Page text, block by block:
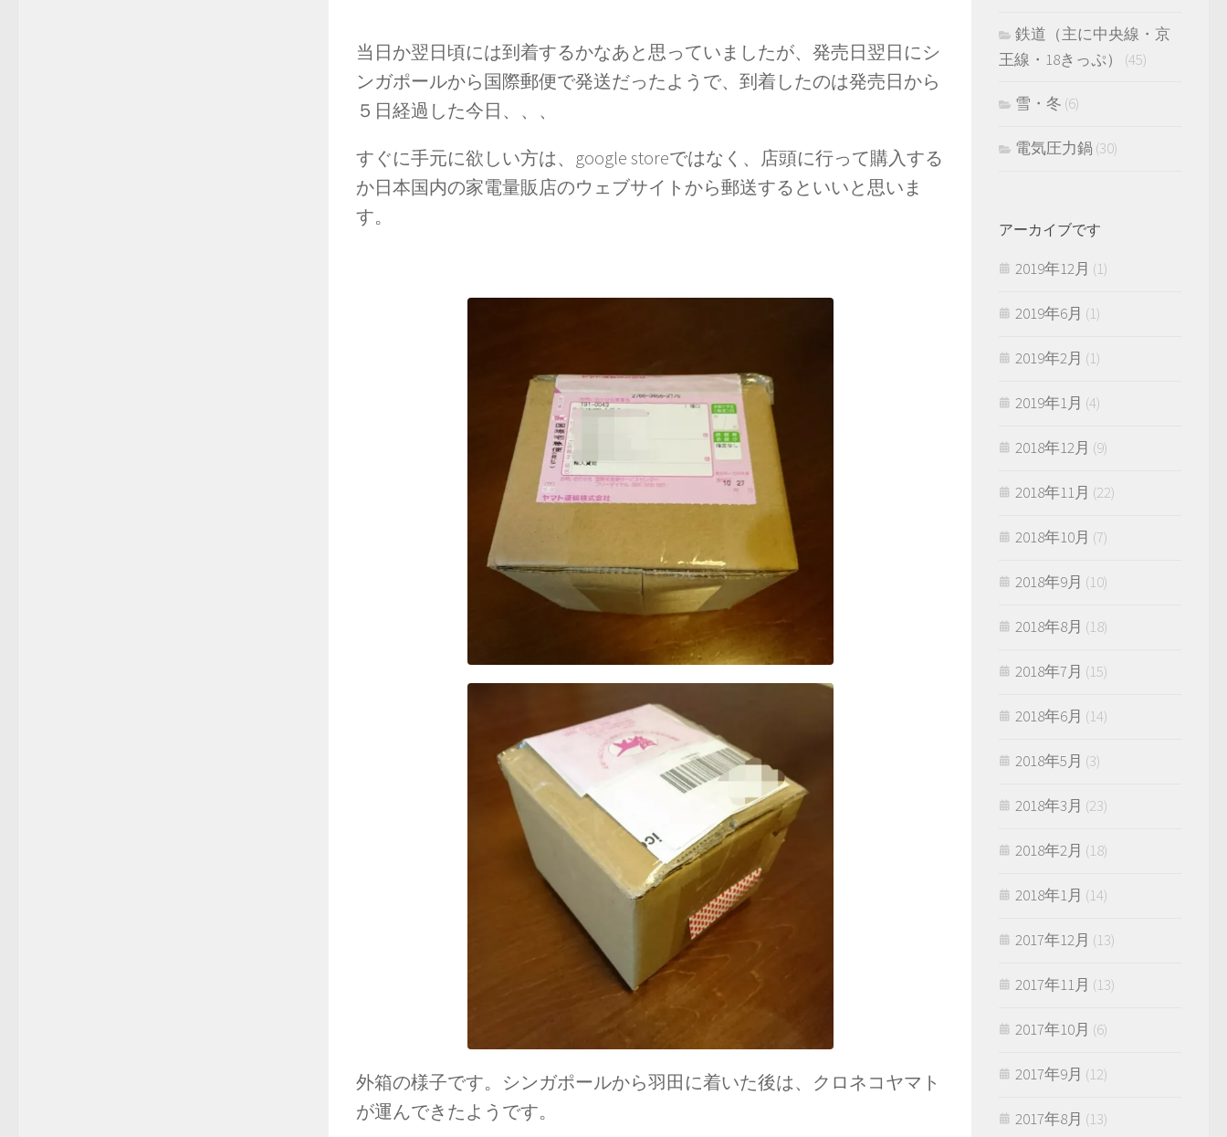
当日か翌日頃には到着するかなあと思っていましたが、発売日翌日にシ
ンガポールから国際郵便で発送だったようで、到着したのは発売日から
５日経過した今日、、、
すぐに手元に欲しい方は、google storeではなく、店頭に行って購入する
か日本国内の家電量販店のウェブサイトから郵送するといいと思いま
す。
外箱の様子です。シンガポールから羽田に着いた後は、クロネコヤマト
が運んできたようです。
鉄道（主に中央線・京
王線・18きっぷ）
(45)
雪・冬 (6)
電気圧力鍋 (30)
アーカイブです
2019年12月 (1)
2019年6月 (1)
2019年2月 (1)
2019年1月 (4)
2018年12月 (9)
2018年11月 (22)
2018年10月 (7)
2018年9月 (10)
2018年8月 (18)
2018年7月 (15)
2018年6月 (14)
2018年5月 (3)
2018年3月 (23)
2018年2月 (18)
2018年1月 (14)
2017年12月 (13)
2017年11月 (13)
2017年10月 (6)
2017年9月 (12)
2017年8月 (13)